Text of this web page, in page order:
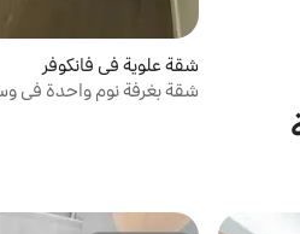
شقة علوية في فانكوفر
شقة بغرفة نوم واحدة في